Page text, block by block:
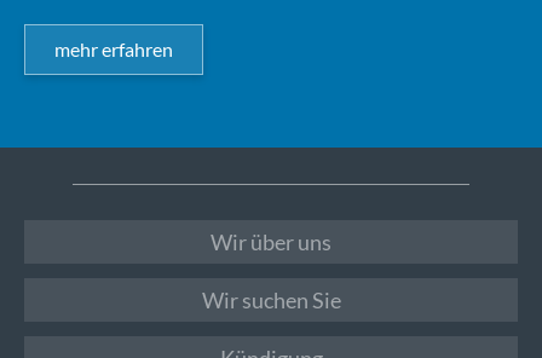
mehr erfahren
Wir über uns
Wir suchen Sie